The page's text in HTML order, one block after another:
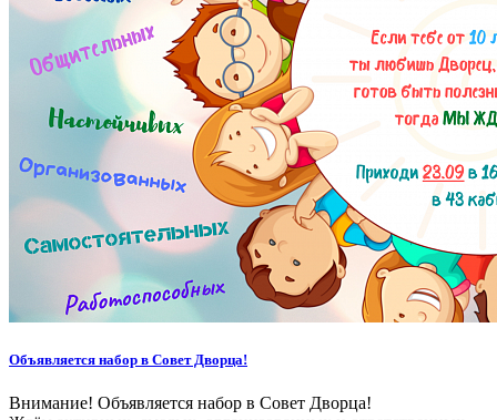
Объявляется набор в Совет Дворца!
Внимание! Объявляется набор в Совет Дворца!